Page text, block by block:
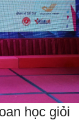
học giỏi